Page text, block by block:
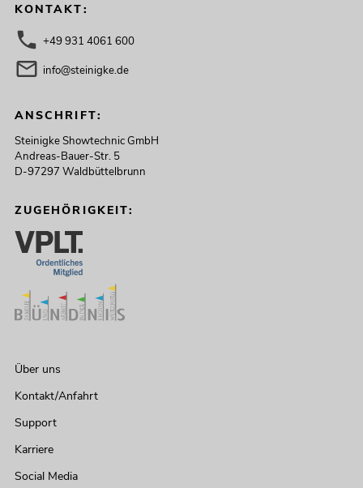
KONTAKT:
+49 931 4061 600
info@steinigke.de
ANSCHRIFT:
Steinigke Showtechnic GmbH
Andreas-Bauer-Str. 5
D-97297 Waldbüttelbrunn
ZUGEHÖRIGKEIT:
Über uns
Kontakt/Anfahrt
Support
Karriere
Social Media